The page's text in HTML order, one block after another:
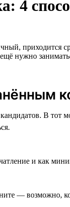
4
приходится
нужно
В
и как
— возможно,